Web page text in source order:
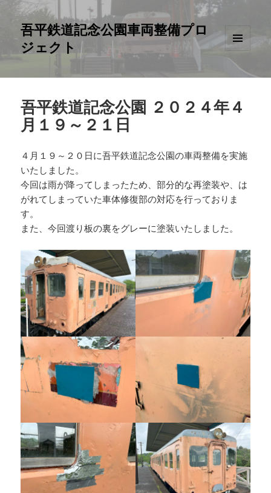
吾平鉄道記念公園車両整備プロ
ジェクト
ーとウ
ィジェ
吾平鉄道記念公園 ２０２４年４
月１９～２１日
４月１９～２０日に吾平鉄道記念公園の車両整備を実施
いたしました。
今回は雨が降ってしまったため、部分的な再塗装や、は
がれてしまっていた車体修復部の対応を行っておりま
す。
また、今回渡り板の裏をグレーに塗装いたしました。